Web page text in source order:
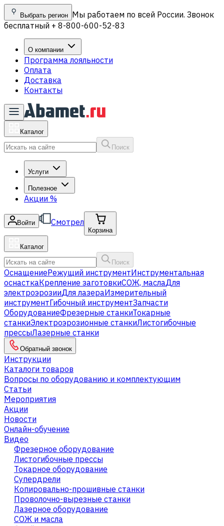
Выбрать регион Мы работаем по всей России. Звонок
бесплатный + 8-800-600-52-83
О компании
Программа лояльности
Оплата
Доставка
Контакты
Каталог
Поиск
Услуги
Полезное
Акции %
Войти Смотрел
Корзина
Каталог
Поиск
ОснащениеРежущий инструментИнструментальная
оснасткаКрепление заготовкиСОЖ, маслаДля
электроэрозииДля лазераИзмерительный
инструментГибочный инструментЗапчасти
ОборудованиеФрезерные станкиТокарные
станкиЭлектроэрозионные станкиЛистогибочные
прессыЛазерные станки
Обратный звонок
Инструкции
Каталоги товаров
Вопросы по оборудованию и комплектующим
Статьи
Мероприятия
Акции
Новости
Онлайн-обучение
Видео
Фрезерное оборудование
Листогибочные прессы
Токарное оборудование
Cупердрели
Копировально-прошивные станки
Проволочно-вырезные станки
Лазерное оборудование
СОЖ и масла